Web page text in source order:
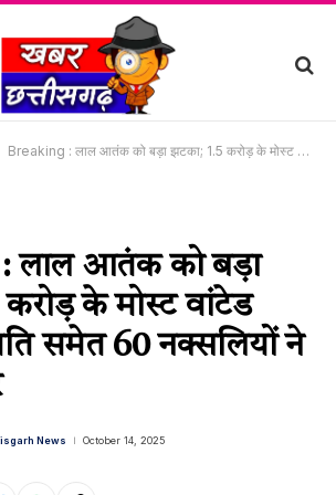
Breaking : लाल आतंक को बड़ा झटका; 1.5 करोड़ के मोस्ट वांटेड नक्सली भूपति समेत 60 नक्सलियों ने किया सरेंडर
लाल आतंक को बड़ा
के मोस्ट वांटेड
समेत 60 नक्सलियों ने
News October 14, 2025